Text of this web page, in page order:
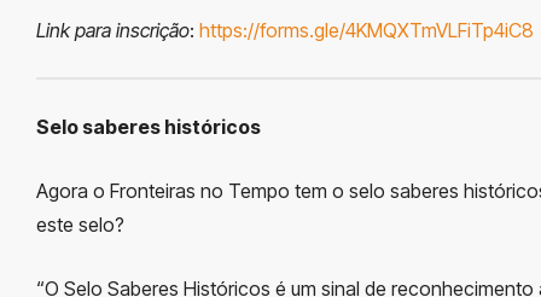
Link para inscrição: https://forms.gle/4KMQXTmVLFiTp4iC8
Selo saberes históricos
Agora o Fronteiras no Tempo tem o selo saberes
este selo?
“O Selo Saberes Históricos é um sinal de reconhecimento